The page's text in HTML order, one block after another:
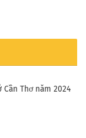
Thơ năm 2024